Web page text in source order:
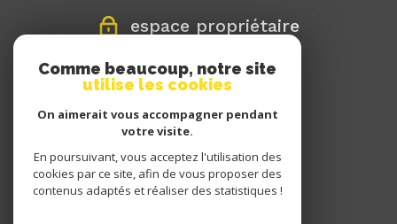
espace propriétaire
nous
suivre
nous
adhérons
Comme beaucoup, notre site
utilise les cookies
On aimerait vous accompagner pendant
votre visite.
En poursuivant, vous acceptez l'utilisation des
cookies par ce site, afin de vous proposer des
contenus adaptés et réaliser des statistiques !